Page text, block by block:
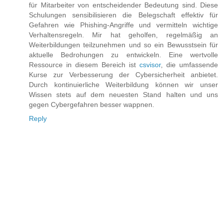
für Mitarbeiter von entscheidender Bedeutung sind. Diese
Schulungen sensibilisieren die Belegschaft effektiv für
Gefahren wie Phishing-Angriffe und vermitteln wichtige
Verhaltensregeln. Mir hat geholfen, regelmäßig an
Weiterbildungen teilzunehmen und so ein Bewusstsein für
aktuelle Bedrohungen zu entwickeln. Eine wertvolle
Ressource in diesem Bereich ist csvisor, die umfassende
Kurse zur Verbesserung der Cybersicherheit anbietet.
Durch kontinuierliche Weiterbildung können wir unser
Wissen stets auf dem neuesten Stand halten und uns
gegen Cybergefahren besser wappnen.
Reply